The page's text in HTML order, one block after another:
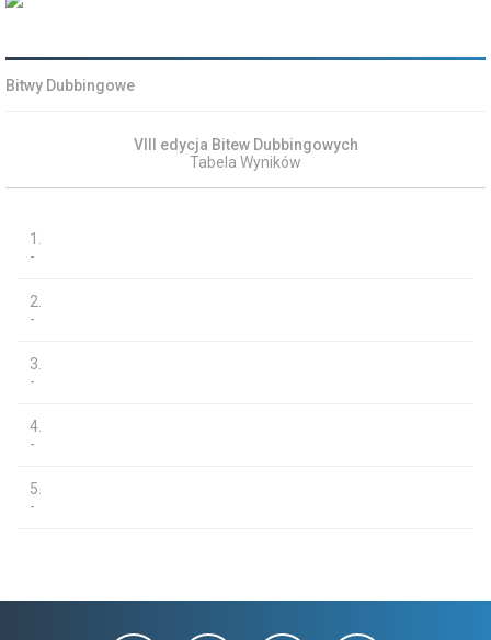
Bitwy Dubbingowe
VIII edycja Bitew Dubbingowych
Tabela Wyników
1.
-
2.
-
3.
-
4.
-
5.
-